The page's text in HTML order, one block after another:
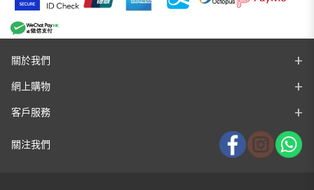
關於我們
網上購物
客戶服務
關注我們